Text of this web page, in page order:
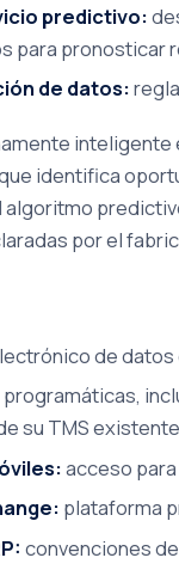
predictivo:
para pronosticar
de datos:
identifica
algoritmo
por el
de
su TMS existente
acceso
plataforma
convenciones